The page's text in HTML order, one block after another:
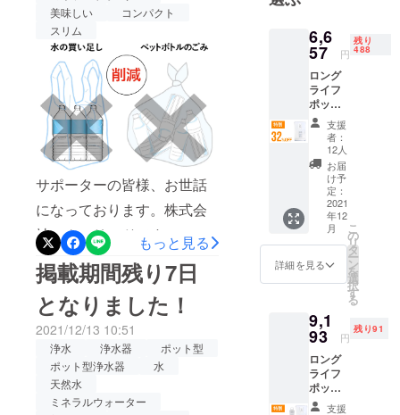
ターの皆様、誠にありがと
うございます。ご検討中の
方もそうでない方も、ぜひ
一度ページをご覧いただけ
ますと幸いです。なにかご
質問、ご不明点などござい
ましたら、お問い合わせよ
りどうぞお気軽におたずね
くださいませ。よろしくお
願いいたします！
美味しい
コンパクト
スリム
サポーターの皆様、お世話
になっております。株式会
社アクアリードです。 1台
で2Lペットボトル約800本
分！長寿命なポット型浄水
器でおいしい水をいつでも
『ロングライフポット』の
掲載期間も残り３日間と
なってしまいました。ロン
グライフポットのポイント
もっと見る
掲載期間残り7日
となりました！
2021/12/13 10:51
浄水 浄水器
ポット型
ポット型浄水器
水
天然水
ミネラルウォーター
製にこだわ
イフ浄水器
の製造メー
カーです。
浄水器メー
カーとし
て、世の中
のお役に立
てる商品を
い！という
想いから商
品づくりが
始まりまし
うにしたら
お客様に喜
んでいただ
けるのだろ
うか、どの
6,6
57 円
残り
488
ロング
ライフ
ポット
×1 一般
販売予
定価格
9,790円
（税・
送料込
み）の
32％OF
F 2022
年1月下
旬頃か
ら、各
ECサイ
HP等で
一般販
売を予
定。 ※
税込
み、送
料込の
支援
者：
12人
お届
け予
定：
2021
年12
月
詳細を見る
こ
の
リ
タ
ー
ン
を
選
択
す
る
9,1
93 円
残り91
ロング
ライフ
ポット
×1 交換
支援